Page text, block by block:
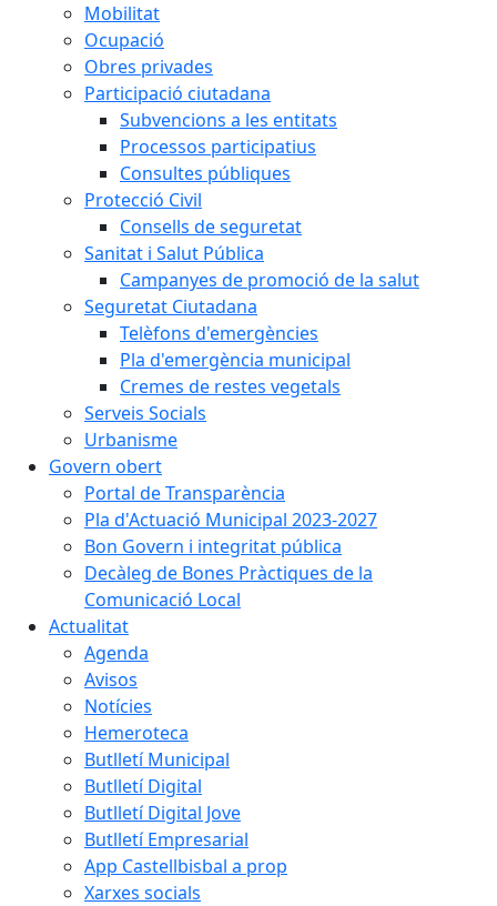
Mobilitat
Ocupació
Obres privades
Participació ciutadana
Subvencions a les entitats
Processos participatius
Consultes públiques
Protecció Civil
Consells de seguretat
Sanitat i Salut Pública
Campanyes de promoció de la salut
Seguretat Ciutadana
Telèfons d'emergències
Pla d'emergència municipal
Cremes de restes vegetals
Serveis Socials
Urbanisme
Govern obert
Portal de Transparència
Pla d'Actuació Municipal 2023-2027
Bon Govern i integritat pública
Decàleg de Bones Pràctiques de la
Comunicació Local
Actualitat
Agenda
Avisos
Notícies
Hemeroteca
Butlletí Municipal
Butlletí Digital
Butlletí Digital Jove
Butlletí Empresarial
App Castellbisbal a prop
Xarxes socials